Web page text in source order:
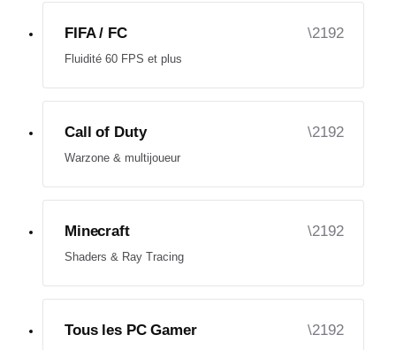
FIFA / FC
Fluidité 60 FPS et plus
Call of Duty
Warzone & multijoueur
Minecraft
Shaders & Ray Tracing
Tous les PC Gamer